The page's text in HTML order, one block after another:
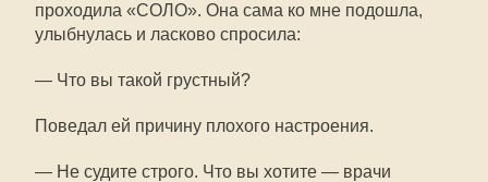
проходила «СОЛО». Она сама ко мне подошла,
улыбнулась и ласково спросила:
— Что вы такой грустный?
Поведал ей причину плохого настроения.
— Не судите строго. Что вы хотите — врачи